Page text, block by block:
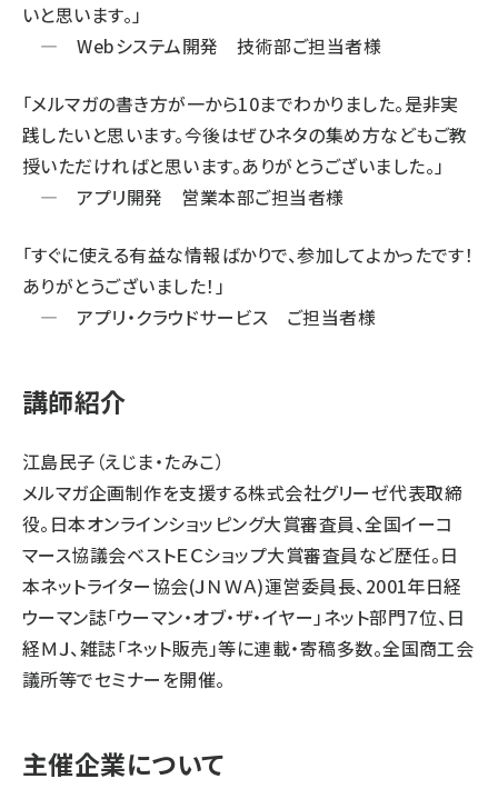
いと思います。」
― Webシステム開発 技術部ご担当者様
「メルマガの書き方が一から10までわかりました。是非実
践したいと思います。今後はぜひネタの集め方などもご教
授いただければと思います。ありがとうございました。」
― アプリ開発 営業本部ご担当者様
「すぐに使える有益な情報ばかりで、参加してよかったです！
ありがとうございました！」
― アプリ・クラウドサービス ご担当者様
講師紹介
江島民子（えじま・たみこ）
メルマガ企画制作を支援する株式会社グリーゼ代表取締
役。日本オンラインショッピング大賞審査員、全国イーコ
マース協議会ベストＥＣショップ大賞審査員など歴任。日
本ネットライター協会(ＪＮＷＡ)運営委員長、2001年日経
ウーマン誌「ウーマン・オブ・ザ・イヤー」ネット部門７位、日
経ＭＪ、雑誌「ネット販売」等に連載・寄稿多数。全国商工会
議所等でセミナーを開催。
主催企業について